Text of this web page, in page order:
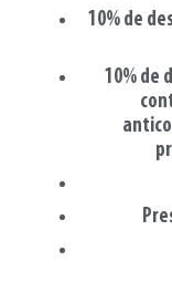
10% de
10% de